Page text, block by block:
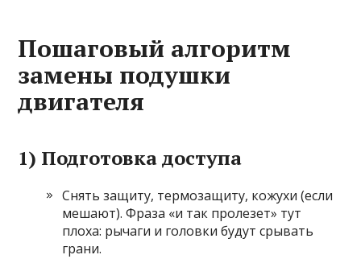
Пошаговый алгоритм
замены подушки
двигателя
1) Подготовка доступа
Снять защиту, термозащиту, кожухи (если
мешают). Фраза «и так пролезет» тут
плоха: рычаги и головки будут срывать
грани.